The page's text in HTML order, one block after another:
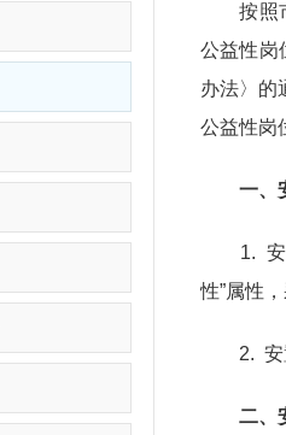
按照市
公益性岗
办法〉的
公益性岗
一、
1. 安置
性”属性
2. 安置
二、